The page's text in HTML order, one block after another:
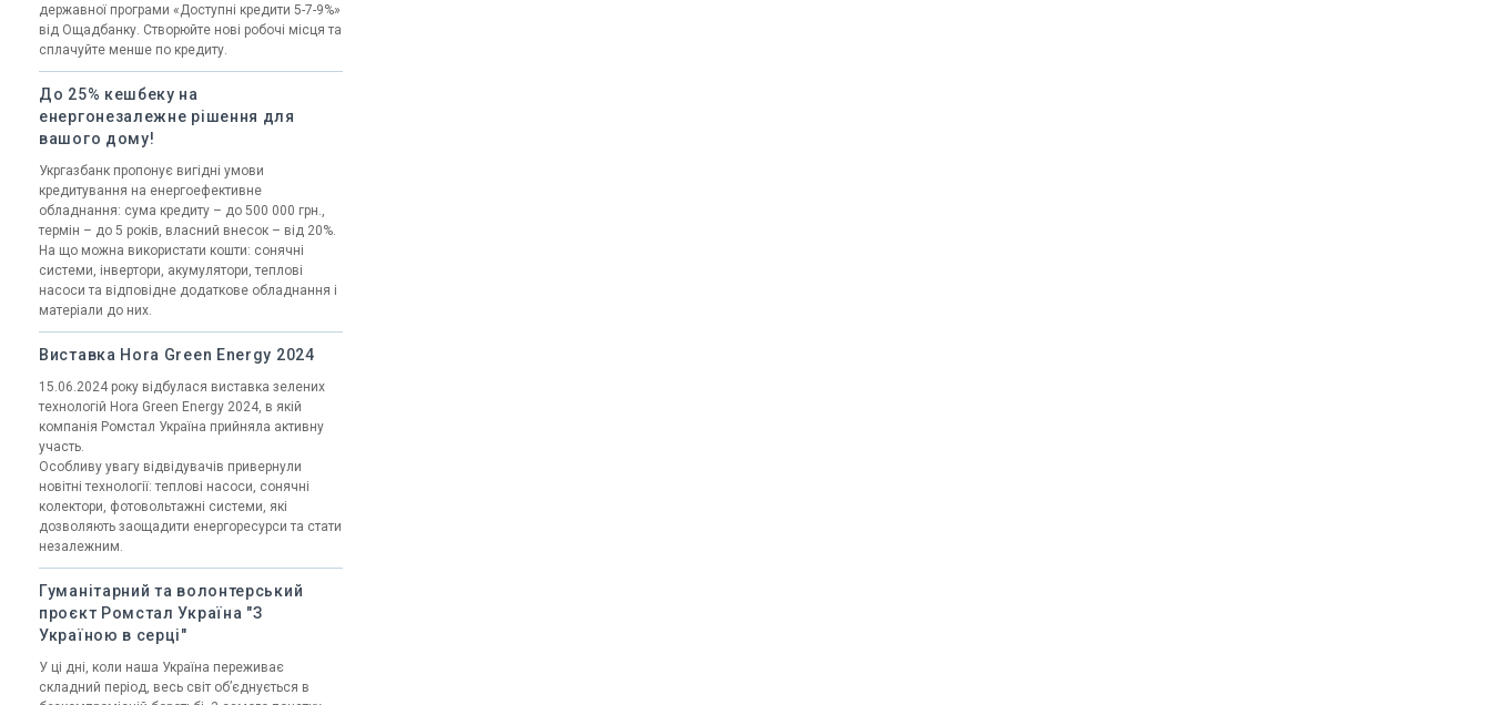
державної програми «Доступні кредити 5-7-9%»
від Ощадбанку. Створюйте нові робочі місця та
сплачуйте менше по кредиту.
До 25% кешбеку на
енергонезалежне рішення для
вашого дому!
Укргазбанк пропонує вигідні умови
кредитування на енергоефективне
обладнання: cума кредиту – до 500 000 грн.,
термін – до 5 років, власний внесок – від 20%.
На що можна використати кошти: сонячні
системи, інвертори, акумулятори, теплові
насоси та відповідне додаткове обладнання і
матеріали до них.
Виставка Hora Green Energy 2024
15.06.2024 року відбулася виставка зелених
технологій Hora Green Energy 2024, в якій
компанія Ромстал Україна прийняла активну
участь.
Особливу увагу відвідувачів привернули
новітні технології: теплові насоси, сонячні
колектори, фотовольтажні системи, які
дозволяють заощадити енергоресурси та стати
незалежним.
Гуманітарний та волонтерський
проєкт Ромстал Україна "З
Україною в серці"
У ці дні, коли наша Україна переживає
складний період, весь світ обʼєднується в